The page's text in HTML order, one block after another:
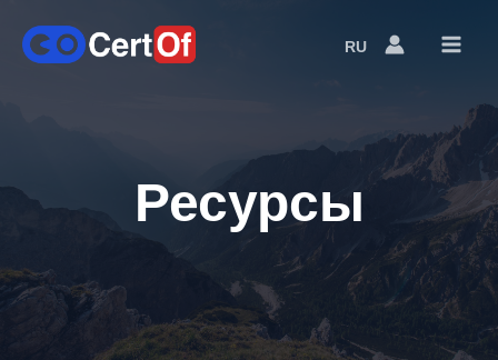
RULanguage
Ресурсы